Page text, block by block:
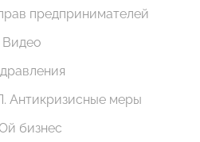
предпринимателей
Видео
Антикризисные меры
бизнес